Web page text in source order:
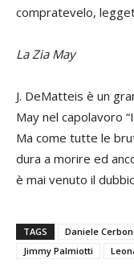
compratevelo,
La Zia May
J. DeMatteis è un
May nel capolavoro
Ma come tutte le
dura a morire ed
è mai venuto il
TAGS Daniele
Jimmy Palmiotti